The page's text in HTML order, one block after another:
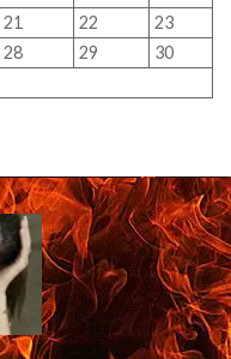
21 22
23
28 29
30